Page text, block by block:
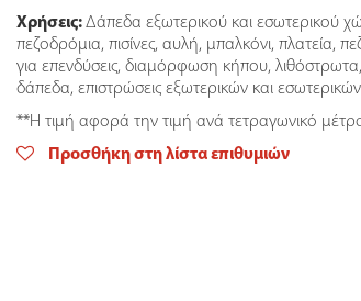
Χρήσεις:Δάπεδα εξωτερικού και εσωτερικού
πεζοδρόμια, πισίνες, αυλή, μπαλκόνι, πλατεία,
για επενδύσεις, διαμόρφωση κήπου,
δάπεδα, επιστρώσεις εξωτερικών και
**Η τιμή αφορά την τιμή ανά τετραγωνικό
Προσθήκη στη λίστα επιθυμιών